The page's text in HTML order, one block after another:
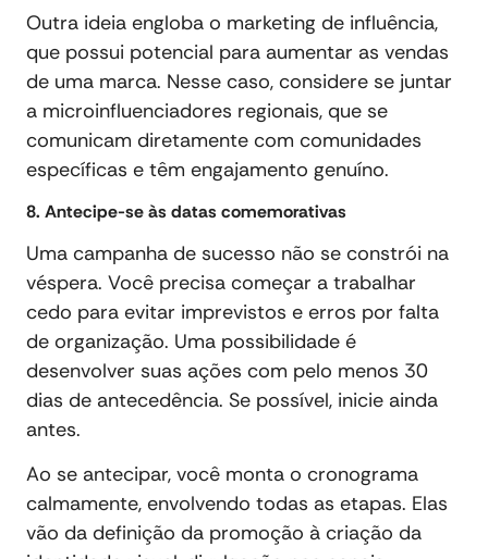
Outra ideia engloba o marketing de influência,
que possui potencial para aumentar as vendas
de uma marca. Nesse caso, considere se juntar
a microinfluenciadores regionais, que se
comunicam diretamente com comunidades
específicas e têm engajamento genuíno.
8. Antecipe-se às datas comemorativas
Uma campanha de sucesso não se constrói na
véspera. Você precisa começar a trabalhar
cedo para evitar imprevistos e erros por falta
de organização. Uma possibilidade é
desenvolver suas ações com pelo menos 30
dias de antecedência. Se possível, inicie ainda
antes.
Ao se antecipar, você monta o cronograma
calmamente, envolvendo todas as etapas. Elas
vão da definição da promoção à criação da